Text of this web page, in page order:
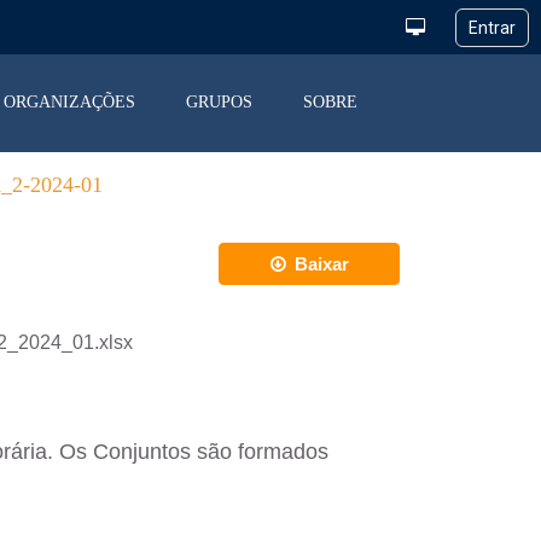
ORGANIZAÇÕES GRUPOS SOBRE
2024-01
Baixar
Os Conjuntos são formados